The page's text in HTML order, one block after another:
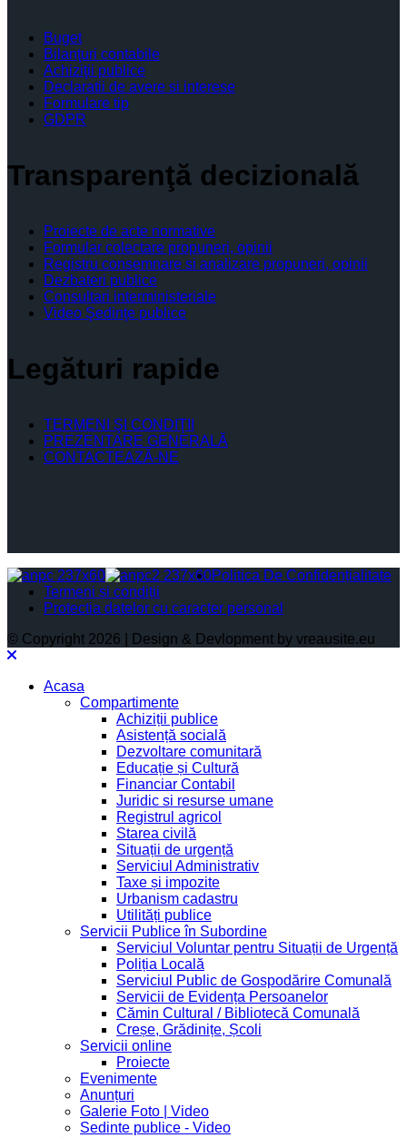
Buget
Bilanţuri contabile
Achiziţii publice
Declaratii de avere si interese
Formulare tip
GDPR
Transparenţă decizională
Proiecte de acte normative
Formular colectare propuneri, opinii
Registru consemnare si analizare propuneri, opinii
Dezbateri publice
Consultari interministeriale
Video Şedinţe publice
Legături rapide
TERMENI ŞI CONDIŢII
PREZENTARE GENERALĂ
CONTACTEAZĂ-NE
Politica De Confidențialitate
Termeni și condiții
Protectia datelor cu caracter personal
© Copyright 2026 | Design & Devlopment by vreausite.eu
Acasa
Compartimente
Achiziții publice
Asistență socială
Dezvoltare comunitară
Educație și Cultură
Financiar Contabil
Juridic si resurse umane
Registrul agricol
Starea civilă
Situații de urgență
Serviciul Administrativ
Taxe și impozite
Urbanism cadastru
Utilități publice
Servicii Publice în Subordine
Serviciul Voluntar pentru Situații de Urgență
Poliția Locală
Serviciul Public de Gospodărire Comunală
Servicii de Evidența Persoanelor
Cămin Cultural / Bibliotecă Comunală
Creșe, Grădinițe, Școli
Servicii online
Proiecte
Evenimente
Anunțuri
Galerie Foto | Video
Sedinte publice - Video